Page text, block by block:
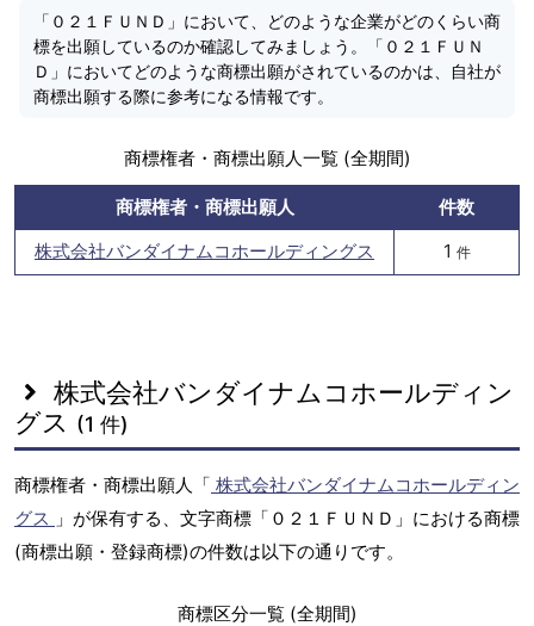
「０２１ＦＵＮＤ」において、どのような企業がどのくらい商
標を出願しているのか確認してみましょう。「０２１ＦＵＮ
Ｄ」においてどのような商標出願がされているのかは、自社が
商標出願する際に参考になる情報です。
商標権者・商標出願人一覧 (全期間)
商標権者・商標出願人
件数
株式会社バンダイナムコホールディングス
1 件
株式会社バンダイナムコホールディン
グス (1 件)
商標権者・商標出願人「 株式会社バンダイナムコホールディン
グス 」が保有する、文字商標「０２１ＦＵＮＤ」における商標
(商標出願・登録商標)の件数は以下の通りです。
商標区分一覧 (全期間)